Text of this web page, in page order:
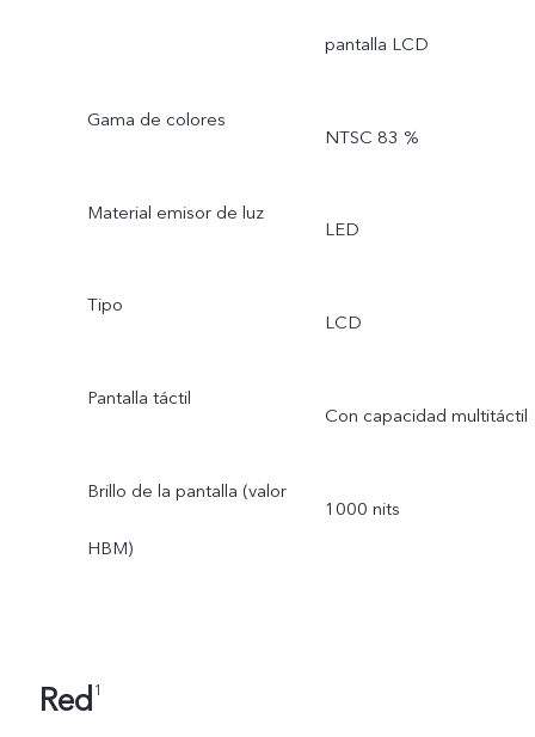
pantalla LCD
Gama de colores
NTSC 83 %
Material emisor de luz
LED
Tipo
LCD
Pantalla táctil
Con capacidad multitáctil
Brillo de la pantalla (valor
HBM)
1000 nits
Red1